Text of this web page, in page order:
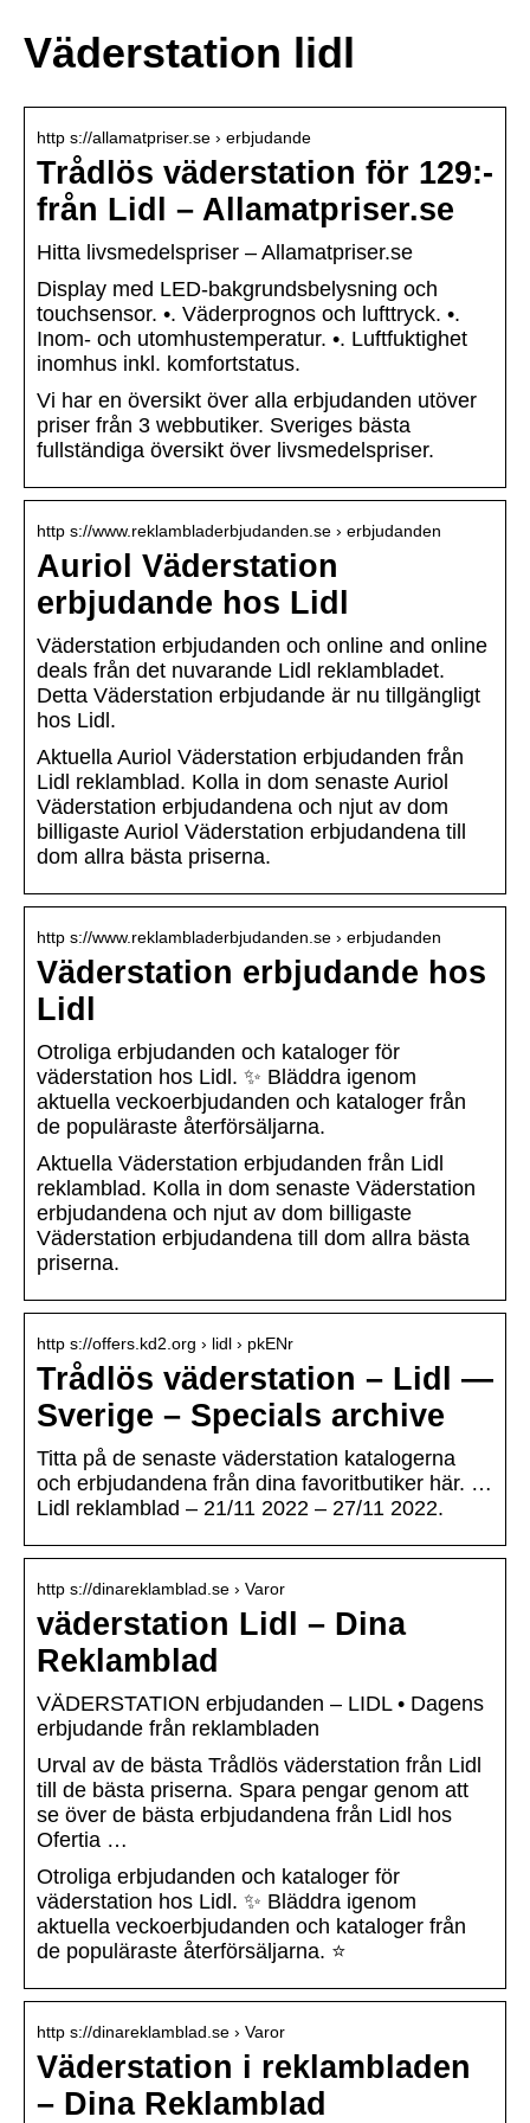
Väderstation lidl
http s://allamatpriser.se › erbjudande
Trådlös väderstation för 129:-
från Lidl – Allamatpriser.se
Hitta livsmedelspriser – Allamatpriser.se
Display med LED-bakgrundsbelysning och
touchsensor. •. Väderprognos och lufttryck. •.
Inom- och utomhustemperatur. •. Luftfuktighet
inomhus inkl. komfortstatus.
Vi har en översikt över alla erbjudanden utöver
priser från 3 webbutiker. Sveriges bästa
fullständiga översikt över livsmedelspriser.
http s://www.reklambladerbjudanden.se › erbjudanden
Auriol Väderstation
erbjudande hos Lidl
Väderstation erbjudanden och online and online
deals från det nuvarande Lidl reklambladet.
Detta Väderstation erbjudande är nu tillgängligt
hos Lidl.
Aktuella Auriol Väderstation erbjudanden från
Lidl reklamblad. Kolla in dom senaste Auriol
Väderstation erbjudandena och njut av dom
billigaste Auriol Väderstation erbjudandena till
dom allra bästa priserna.
http s://www.reklambladerbjudanden.se › erbjudanden
Väderstation erbjudande hos
Lidl
Otroliga erbjudanden och kataloger för
väderstation hos Lidl. ✨ Bläddra igenom
aktuella veckoerbjudanden och kataloger från
de populäraste återförsäljarna.
Aktuella Väderstation erbjudanden från Lidl
reklamblad. Kolla in dom senaste Väderstation
erbjudandena och njut av dom billigaste
Väderstation erbjudandena till dom allra bästa
priserna.
http s://offers.kd2.org › lidl › pkENr
Trådlös väderstation – Lidl —
Sverige – Specials archive
Titta på de senaste väderstation katalogerna
och erbjudandena från dina favoritbutiker här. …
Lidl reklamblad – 21/11 2022 – 27/11 2022.
http s://dinareklamblad.se › Varor
väderstation Lidl – Dina
Reklamblad
VÄDERSTATION erbjudanden – LIDL • Dagens
erbjudande från reklambladen
Urval av de bästa Trådlös väderstation från Lidl
till de bästa priserna. Spara pengar genom att
se över de bästa erbjudandena från Lidl hos
Ofertia …
Otroliga erbjudanden och kataloger för
väderstation hos Lidl. ✨ Bläddra igenom
aktuella veckoerbjudanden och kataloger från
de populäraste återförsäljarna. ⭐
http s://dinareklamblad.se › Varor
Väderstation i reklambladen
– Dina Reklamblad